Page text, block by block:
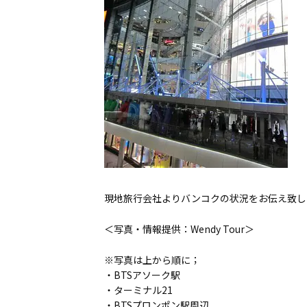
現地旅行会社よりバンコクの状況をお伝え致
＜写真・情報提供：Wendy Tour＞
※写真は上から順に；
・BTSアソーク駅
・ターミナル21